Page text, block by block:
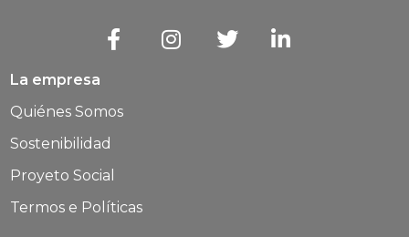
La empresa
Quiénes Somos
Sostenibilidad
Proyeto Social
Termos e Políticas